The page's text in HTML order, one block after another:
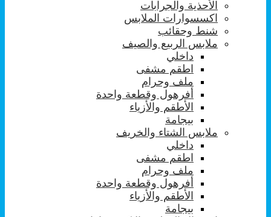
الأحذية والجرابات
اكسسوارات الملابس
شنط وحقائب
ملابس الربيع والصيف
داخلي
اطقم مشفى
ملف وحرام
أفرهول وقطعة واحدة
الأطقم والأزياء
بيجامة
ملابس الشتاء والخريف
داخلي
اطقم مشفى
ملف وحرام
أفرهول وقطعة واحدة
الأطقم والأزياء
بيجامة